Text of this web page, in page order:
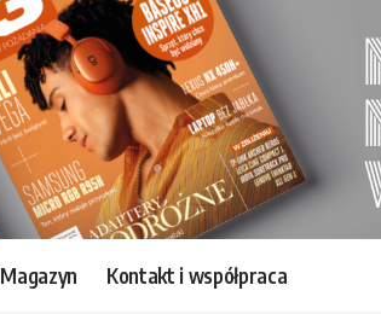
Magazyn Kontakt i współpraca